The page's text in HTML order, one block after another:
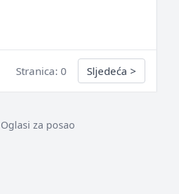
Stranica: 0 Sljedeća >
Oglasi za posao